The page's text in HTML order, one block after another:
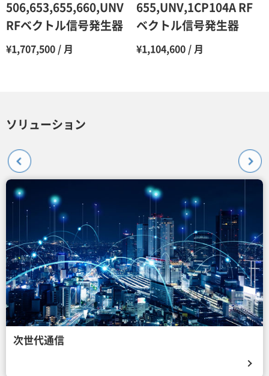
506,653,655,660,UNV
RFベクトル信号発生器
¥1,707,500 / 月
655,UNV,1CP104A RF
ベクトル信号発生器
¥1,104,600 / 月
ソリューション
次世代通信